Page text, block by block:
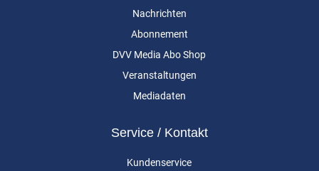
Nachrichten
Abonnement
DVV Media Abo Shop
Veranstaltungen
Mediadaten
Service / Kontakt
Kundenservice